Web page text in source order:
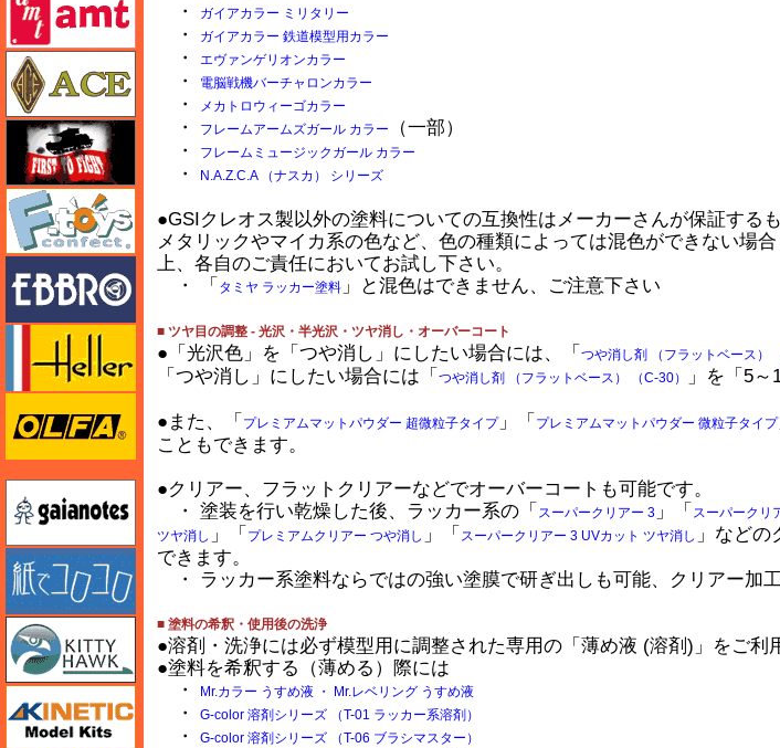
・ ガイアカラー ミリタリー
・ ガイアカラー 鉄道模型用カラー
・ エヴァンゲリオンカラー
・ 電脳戦機バーチャロンカラー
・ メカトロウィーゴカラー
・ フレームアームズガール カラー
（一部）
・
フレームミュージックガール カラー
・ N.A.Z.C.A （ナスカ） シリーズ
●GSIクレオス製以外の塗料についての互換性はメーカーさんが保証する
メタリックやマイカ系の色など、色の種類によっては混色ができない場
上、各自のご責任においてお試し下さい。
・ 「 タミヤ ラッカー塗料 」と混色はできません、ご注意下さい
■ ツヤ目の調整 - 光沢・半光沢・ツヤ消し・オーバーコート
●「光沢色」を「つや消し」にしたい場合には、「 つや消し剤 （フラットベース）
「つや消し」にしたい場合には「 つや消し剤 （フラットベース） （C-30） 」を「5
●また、「 プレミアムマットパウダー 超微粒子タイプ」「 プレミアムマットパウダー 微粒子タイプ
こともできます。
●クリアー、フラットクリアーなどでオーバーコートも可能です。
・ 塗装を行い乾燥した後、ラッカー系の「 スーパークリアー 3 」「 スーパークリ
ツヤ消し 」「 プレミアムクリアー つや消し 」「 スーパークリアー 3 UVカット ツヤ消し 」など
できます。
・ ラッカー系塗料ならではの強い塗膜で研ぎ出しも可能、クリアー加
■ 塗料の希釈・使用後の洗浄
●溶剤・洗浄には必ず模型用に調整された専用の「薄め液 (溶剤)」をご利
●塗料を希釈する（薄める）際には
・
Mr.カラー うすめ液 ・ Mr.レベリング うすめ液
・ G-color 溶剤シリーズ （T-01 ラッカー系溶剤）
・ G-color 溶剤シリーズ （T-06 ブラシマスター）
エブロ
エレール
ガイアノーツ
紙でコロコロ
キティホーク
キネテック